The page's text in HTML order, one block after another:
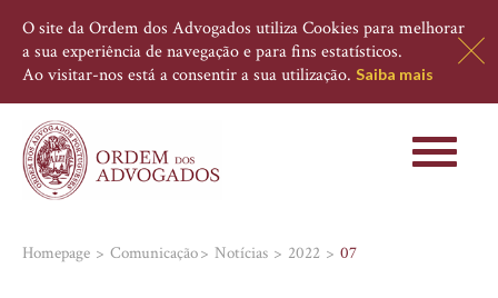
O site da Ordem dos Advogados utiliza Cookies para melhorar
a sua experiência de navegação e para fins estatísticos.
Ao visitar-nos está a consentir a sua utilização. Saiba mais
Toggle
Homepage Comunicação Notícias 2022 07